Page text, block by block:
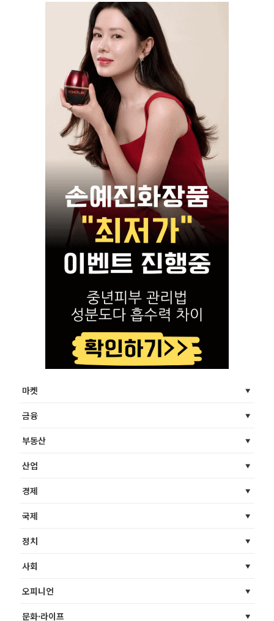
마켓
금융
부동산
산업
경제
국제
정치
사회
오피니언
문화·라이프